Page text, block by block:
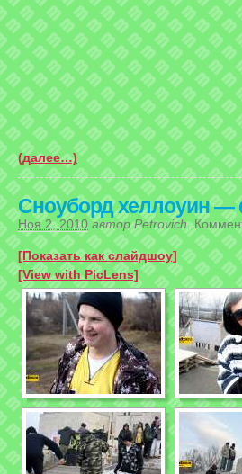
(далее…)
Сноуборд хеллоуин —
Ноя 2, 2010 авторPetrovich.
[Показать как слайдшоу]
[View with PicLens]